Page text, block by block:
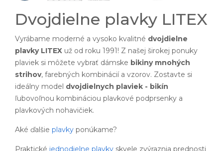
Dvojdielne plavky LITEX
Vyrábame moderné a vysoko kvalitné dvojdielne
plavky LITEX už od roku 1991! Z našej širokej ponuky
plaviek si môžete vybrať dámske bikiny mnohých
strihov, farebných kombinácií a vzorov. Zostavte si
ideálny model dvojdielnych plaviek - bikín
ľubovoľnou kombináciou plavkové podprsenky a
plavkových nohavičiek.
Aké ďalšie plavky ponúkame?
Praktické jednodielne plavky skvele zvýraznia prednosti